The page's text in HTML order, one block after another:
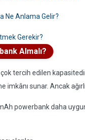
Ne Anlama Gelir?
Gerekir?
Almalı?
tercih edilen
imkânı sunar. Ancak
powerbank daha